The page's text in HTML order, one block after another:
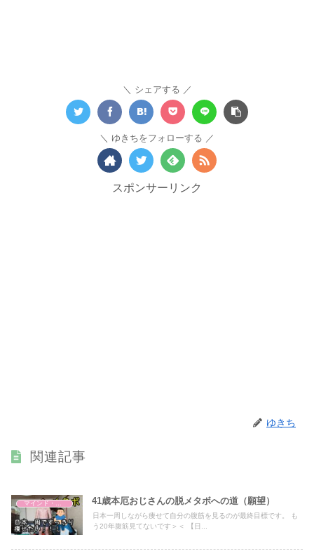
シェアする
ゆきちをフォローする
スポンサーリンク
ゆきち
関連記事
マインド・哲学 41歳本厄おじさんの脱メタボへの道（願望）
日本一周しながら痩せて自分の腹筋を見るのが最終目標です。 も
う20年腹筋見てないです＞＜ 【日...